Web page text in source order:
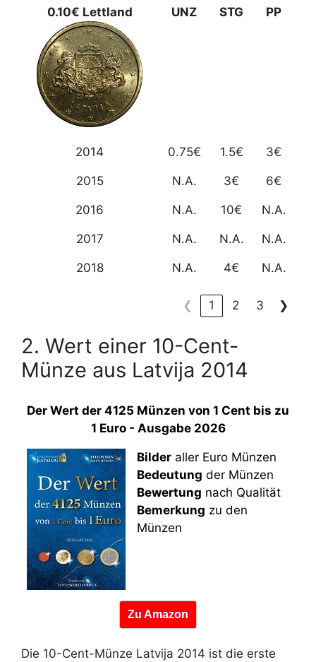
0.10€ Lettland UNZ STG PP
2014 0.75€ 1.5€ 3€
2015 N.A. 3€ 6€
2016 N.A. 10€ N.A.
2017 N.A. N.A. N.A.
2018 N.A. 4€ N.A.
❮ 1 2 3 ❯
2. Wert einer 10-Cent-
Münze aus Latvija 2014
Der Wert der 4125 Münzen von 1 Cent bis zu
1 Euro - Ausgabe 2026
Bilder aller Euro Münzen
Bedeutung der Münzen
Bewertung nach Qualität
Bemerkung zu den
Münzen
Zu Amazon
Die 10-Cent-Münze Latvija 2014 ist die erste